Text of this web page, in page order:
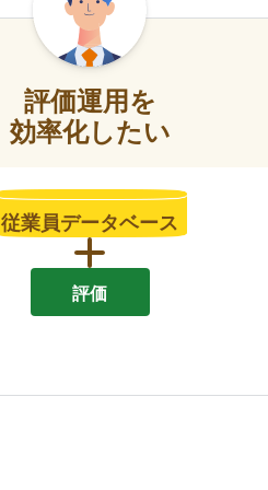
評価運用を
効率化したい
従業員データベース
評価